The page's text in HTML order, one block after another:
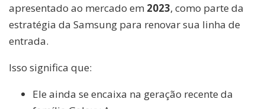
apresentado ao mercado em 2023, como parte da
estratégia da Samsung para renovar sua linha de
entrada.
Isso significa que:
Ele ainda se encaixa na geração recente da